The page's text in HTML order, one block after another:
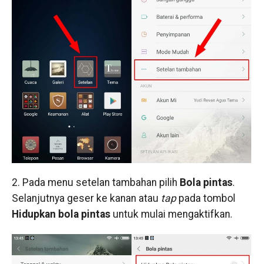
2. Pada menu setelan tambahan pilih Bola pintas.
Selanjutnya geser ke kanan atau tappada tombol
Hidupkan bola pintasuntuk mulai mengaktifkan.